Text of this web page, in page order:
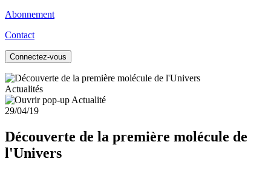
Abonnement
Contact
Connectez-vous
Actualités
29/04/19
Découverte de la première molécule de
l'Univers